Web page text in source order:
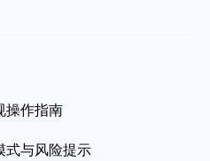
操作指南
式与风险提示